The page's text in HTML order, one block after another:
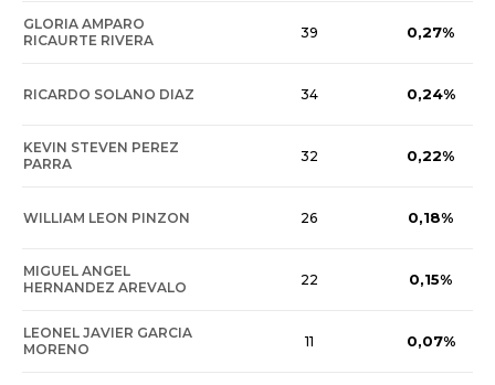
GLORIA AMPARO
RICAURTE RIVERA
39 0,27%
RICARDO SOLANO DIAZ 34 0,24%
KEVIN STEVEN PEREZ
PARRA
32 0,22%
WILLIAM LEON PINZON 26 0,18%
MIGUEL ANGEL
HERNANDEZ AREVALO
22 0,15%
LEONEL JAVIER GARCIA
MORENO
11 0,07%